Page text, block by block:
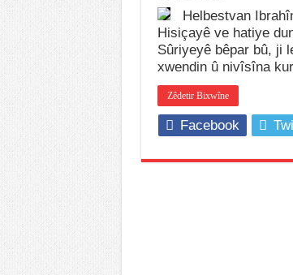
Helbestvan
Hisiçayê ve hatiye
Sûriyeyê bêpar bû, ji
xwendin û nivîsîna
Zêdetir Bixwîne
Facebook